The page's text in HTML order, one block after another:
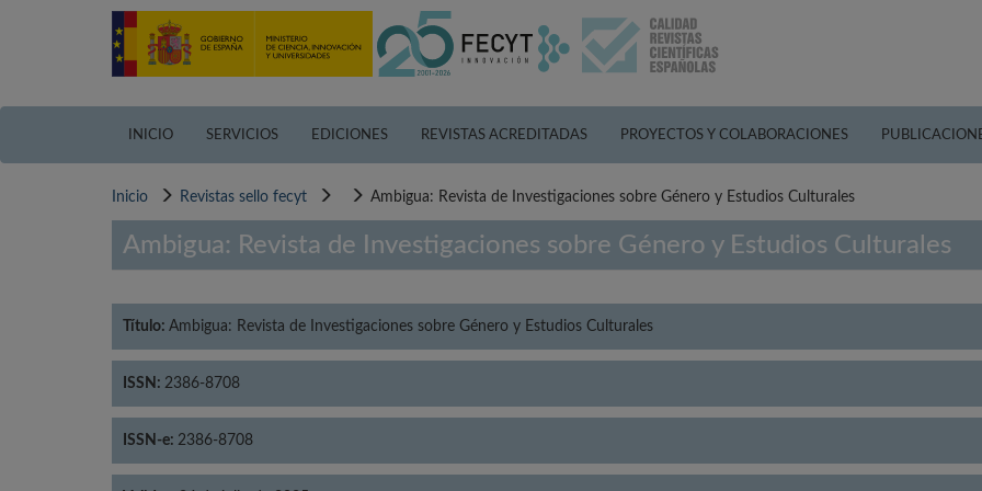
INICIO SERVICIOS EDICIONES REVISTAS ACREDITADAS PROYECTOS Y COLABORACIONES
Inicio Revistas sello fecyt Ambigua: Revista de Investigaciones sobre Género y Estudios Culturales
Ambigua: Revista de Investigaciones sobre Género y Estudios Culturales
Título: Ambigua: Revista de Investigaciones sobre Género y Estudios Culturales
ISSN: 2386-8708
ISSN-e: 2386-8708